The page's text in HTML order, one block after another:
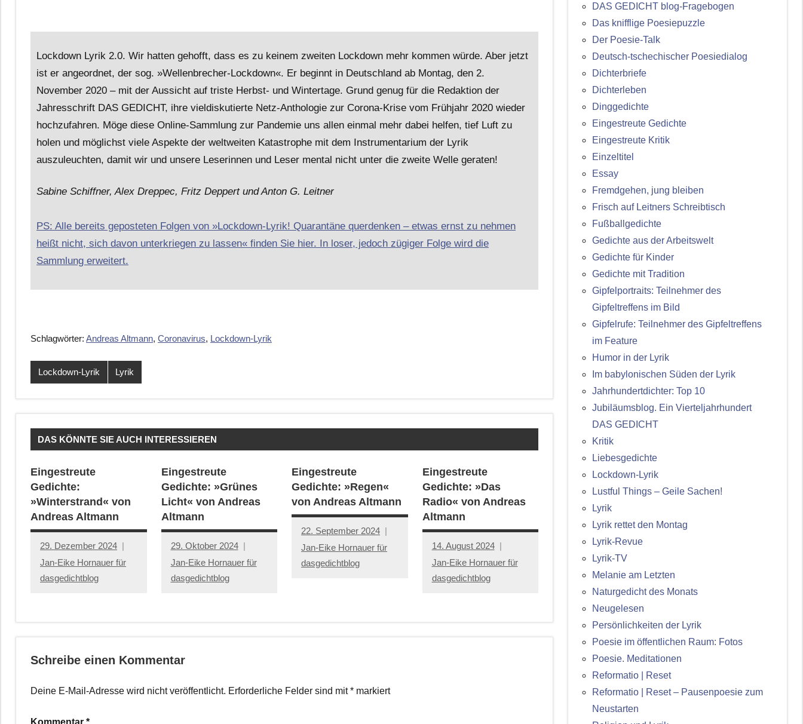
Lockdown Lyrik 2.0. Wir hatten gehofft, dass es zu keinem zweiten Lockdown mehr kommen würde. Aber jetzt
ist er angeordnet, der sog. »Wellenbrecher-Lockdown«. Er beginnt in Deutschland ab Montag, den 2.
November 2020 – mit der Aussicht auf triste Herbst- und Wintertage. Grund genug für die Redaktion der
Jahresschrift DAS GEDICHT, ihre vieldiskutierte Netz-Anthologie zur Corona-Krise vom Frühjahr 2020 wieder
hochzufahren. Möge diese Online-Sammlung zur Pandemie uns allen einmal mehr dabei helfen, tief Luft zu
holen und möglichst viele Aspekte der weltweiten Katastrophe mit dem Instrumentarium der Lyrik
auszuleuchten, damit wir und unsere Leserinnen und Leser mental nicht unter die zweite Welle geraten!
Sabine Schiffner, Alex Dreppec, Fritz Deppert und Anton G. Leitner
PS: Alle bereits geposteten Folgen von »Lockdown-Lyrik! Quarantäne querdenken – etwas ernst zu nehmen
heißt nicht, sich davon unterkriegen zu lassen« finden Sie hier. In loser, jedoch zügiger Folge wird die
Sammlung erweitert.
Schlagwörter: Andreas Altmann, Coronavirus, Lockdown-Lyrik
Lockdown-Lyrik Lyrik
DAS KÖNNTE SIE AUCH INTERESSIEREN
Eingestreute
Gedichte:
»Winterstrand« von
Andreas Altmann
29. Dezember 2024
Jan-Eike Hornauer für
dasgedichtblog
Eingestreute
Gedichte: »Grünes
Licht« von Andreas
Altmann
29. Oktober 2024
Jan-Eike Hornauer für
dasgedichtblog
Eingestreute
Gedichte: »Regen«
von Andreas Altmann
22. September 2024
Jan-Eike Hornauer für
dasgedichtblog
Eingestreute
Gedichte: »Das
Radio« von Andreas
Altmann
14. August 2024
Jan-Eike Hornauer für
dasgedichtblog
Schreibe einen Kommentar
Deine E-Mail-Adresse wird nicht veröffentlicht. Erforderliche Felder sind mit* markiert
Kommentar *
DAS GEDICHT blog-Fragebogen
Das knifflige Poesiepuzzle
Der Poesie-Talk
Deutsch-tschechischer Poesiedialog
Dichterbriefe
Dichterleben
Dinggedichte
Eingestreute Gedichte
Eingestreute Kritik
Einzeltitel
Essay
Fremdgehen, jung bleiben
Frisch auf Leitners Schreibtisch
Fußballgedichte
Gedichte aus der Arbeitswelt
Gedichte für Kinder
Gedichte mit Tradition
Gipfelportraits: Teilnehmer des
Gipfeltreffens im Bild
Gipfelrufe: Teilnehmer des Gipfeltreffens
im Feature
Humor in der Lyrik
Im babylonischen Süden der Lyrik
Jahrhundertdichter: Top 10
Jubiläumsblog. Ein Vierteljahrhundert
DAS GEDICHT
Kritik
Liebesgedichte
Lockdown-Lyrik
Lustful Things – Geile Sachen!
Lyrik
Lyrik rettet den Montag
Lyrik-Revue
Lyrik-TV
Melanie am Letzten
Naturgedicht des Monats
Neugelesen
Persönlichkeiten der Lyrik
Poesie im öffentlichen Raum: Fotos
Poesie. Meditationen
Reformatio | Reset
Reformatio | Reset – Pausenpoesie zum
Neustarten